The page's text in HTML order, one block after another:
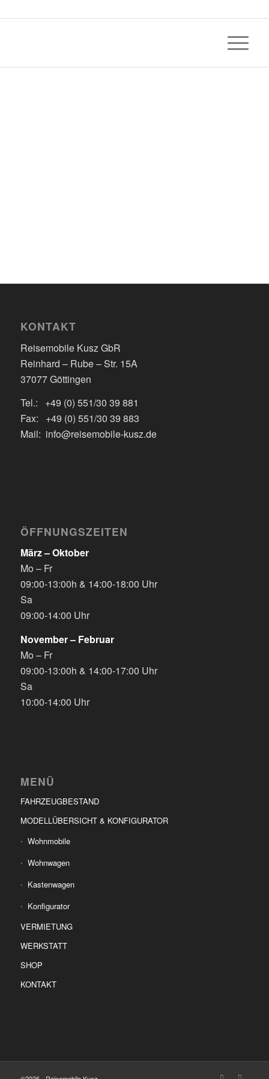
KONTAKT
Reisemobile Kusz GbR
Reinhard – Rube – Str. 15A
37077 Göttingen
Tel.: +49 (0) 551/30 39 881
Fax: +49 (0) 551/30 39 883
Mail: info@reisemobile-kusz.de
ÖFFNUNGSZEITEN
März – Oktober
Mo – Fr
09:00-13:00h & 14:00-18:00 Uhr
Sa
09:00-14:00 Uhr
November – Februar
Mo – Fr
09:00-13:00h & 14:00-17:00 Uhr
Sa
10:00-14:00 Uhr
MENÜ
FAHRZEUGBESTAND
MODELLÜBERSICHT & KONFIGURATOR
Wohnmobile
Wohnwagen
Kastenwagen
Konfigurator
VERMIETUNG
WERKSTATT
SHOP
KONTAKT